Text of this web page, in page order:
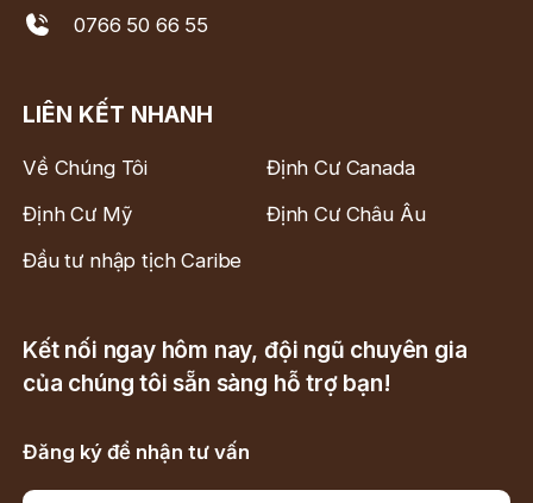
0766 50 66 55
LIÊN KẾT NHANH
Về Chúng Tôi
Định Cư Canada
Định Cư Mỹ
Định Cư Châu Âu
Đầu tư nhập tịch Caribe
Kết nối ngay hôm nay, đội ngũ chuyên gia
của chúng tôi sẵn sàng hỗ trợ bạn!
Đăng ký để nhận tư vấn